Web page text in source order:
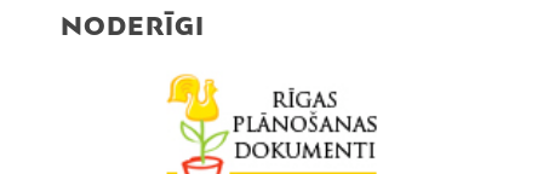
NODERĪGI